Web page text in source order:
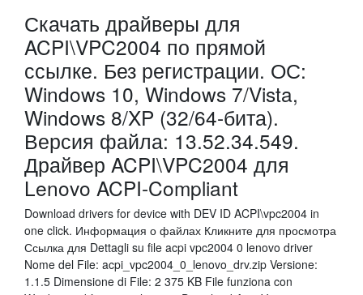
Скачать драйверы для
ACPI\VPC2004 по прямой
ссылке. Без регистрации. ОС:
Windows 10, Windows 7/Vista,
Windows 8/XP (32/64-бита).
Версия файла: 13.52.34.549.
Драйвер ACPI\VPC2004 для
Lenovo ACPI-Compliant
Download drivers for device with DEV ID ACPI\vpc2004 in
one click. Информация о файлах Кликните для просмотра
Ссылка для Dettagli su file acpi vpc2004 0 lenovo driver
Nome del File: acpi_vpc2004_0_lenovo_drv.zip Versione:
1.1.5 Dimensione di File: 2 375 KB File funziona con